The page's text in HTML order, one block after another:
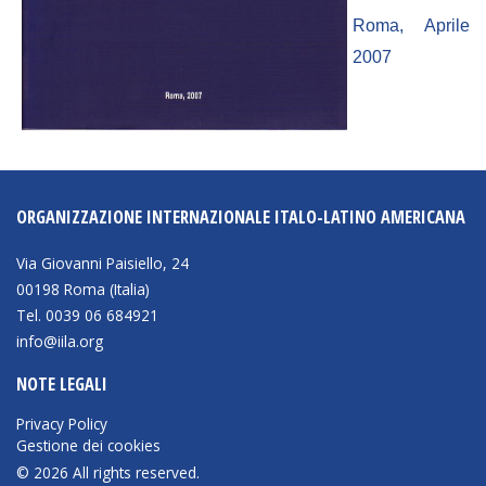
EL PAcCTO
EUROFRONT
COPOLAD III
AL-INVEST Verde
MEDIA
Foto
Video
Audio
Roma, Aprile
2007
ORGANIZZAZIONE INTERNAZIONALE ITALO-LATINO AMERICANA
Via Giovanni Paisiello, 24
00198 Roma (Italia)
Tel. 0039 06 684921
info@iila.org
NOTE LEGALI
Privacy Policy
Gestione dei cookies
© 2026 All rights reserved.